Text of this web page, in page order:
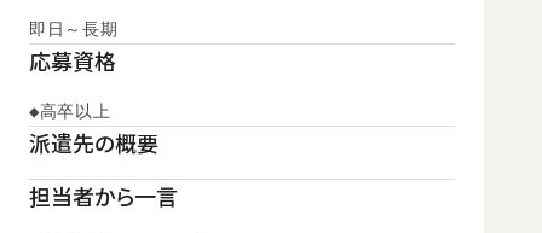
即日～長期
応募資格
◆高卒以上
派遣先の概要
担当者から一言